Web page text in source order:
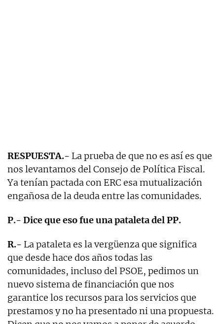
RESPUESTA.- La prueba de que no es así es que
nos levantamos del Consejo de Política Fiscal.
Ya tenían pactada con ERC esa mutualización
engañosa de la deuda entre las comunidades.
P.- Dice que eso fue una pataleta del PP.
R.- La pataleta es la vergüenza que significa
que desde hace dos años todas las
comunidades, incluso del PSOE, pedimos un
nuevo sistema de financiación que nos
garantice los recursos para los servicios que
prestamos y no ha presentado ni una propuesta.